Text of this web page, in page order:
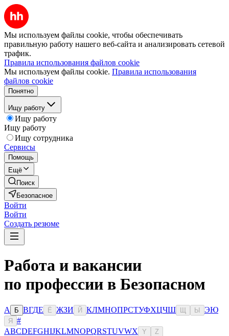
Мы используем файлы cookie, чтобы обеспечивать
правильную работу нашего веб-сайта и анализировать сетевой
трафик.
Правила использования файлов cookie
Мы используем файлы cookie. Правила использования
файлов cookie
Понятно
Ищу работу
Ищу работу
Ищу работу
Ищу сотрудника
Сервисы
Помощь
Ещё
Поиск
Безопасное
Войти
Войти
Создать резюме
Работа и вакансии
по профессии в Безопасном
А Б ВГДЕ Ё ЖЗИ Й КЛМНОПРСТУФХЦЧШ Ы ЭЮ
Я
#
ABCDEFGHIJKLMNOPQRSTUVWX Y Z